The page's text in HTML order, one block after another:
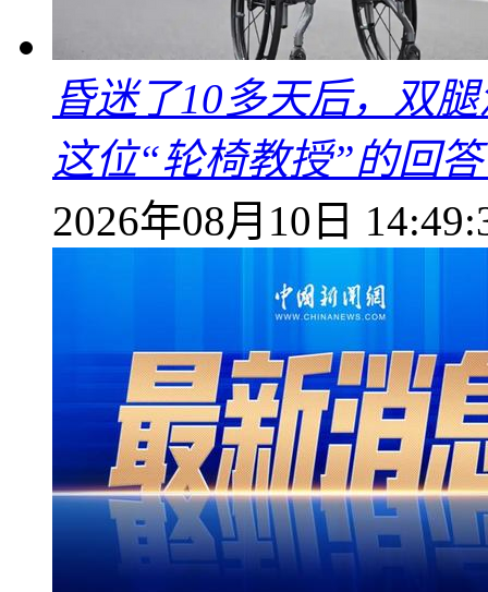
昏迷了10多天后，双
这位“轮椅教授”的回
2026年08月10日